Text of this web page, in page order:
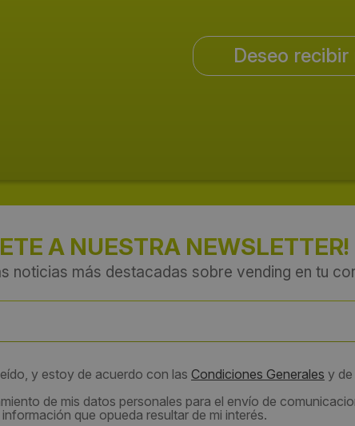
Deseo
A NUESTRA NEWSLETTER!
noticias más destacadas sobre vending en tu
y estoy de acuerdo con las Condiciones Generales y de
de mis datos personales para el envío de
que opueda resultar de mi interés.